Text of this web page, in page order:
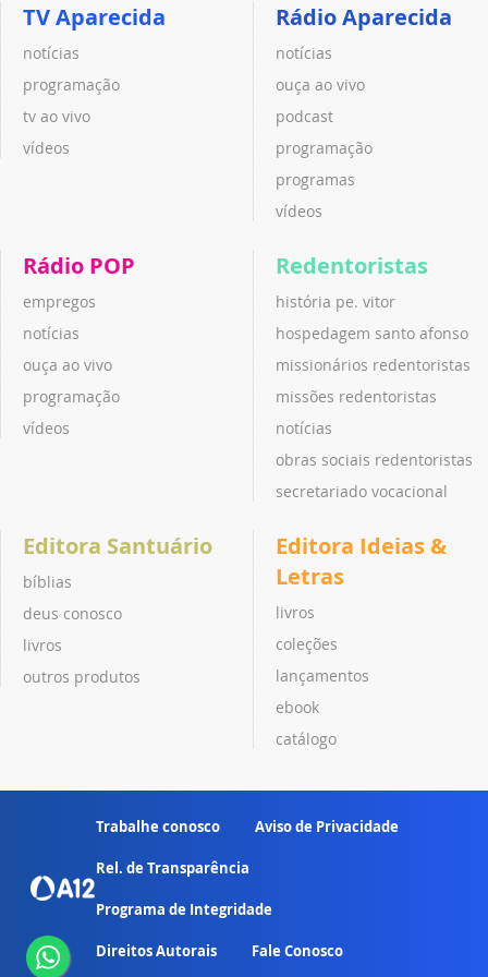
TV Aparecida
notícias
programação
tv ao vivo
vídeos
Rádio Aparecida
notícias
ouça ao vivo
podcast
programação
programas
vídeos
Rádio POP
empregos
notícias
ouça ao vivo
programação
vídeos
Redentoristas
história pe. vitor
hospedagem santo afonso
missionários redentoristas
missões redentoristas
notícias
obras sociais redentoristas
secretariado vocacional
Editora Santuário
bíblias
deus conosco
livros
outros produtos
Editora Ideias &
Letras
livros
coleções
lançamentos
ebook
catálogo
Trabalhe conosco Aviso de Privacidade
Rel. de Transparência
Programa de Integridade
Direitos Autorais Fale Conosco